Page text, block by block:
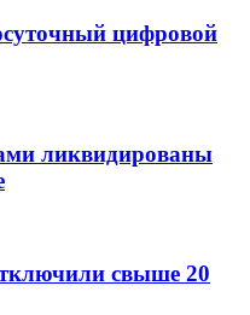
цифровой
ликвидированы
свыше 20